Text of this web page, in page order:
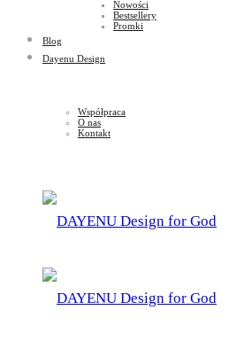
Nowości
Bestsellery
Promki
Blog
Dayenu Design
Współpraca
O nas
Kontakt